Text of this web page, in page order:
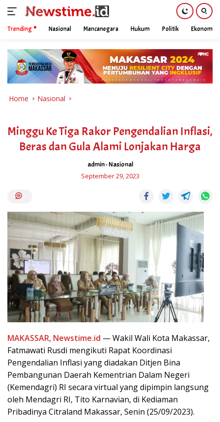
content
Trending Nasional Mancanegara Hukum Politik Ekonomi
Home Nasional
Minggu Ke Tiga Rakor Pengendalian Inflasi,
Beras dan Gula Alami Lonjakan Harga
admin-Nasional
September 29, 2023
MAKASSAR, Newstime.id — Wakil Wali Kota Makassar,
Fatmawati Rusdi mengikuti Rapat Koordinasi
Pengendalian Inflasi yang diadakan Ditjen Bina
Pembangunan Daerah Kementrian Dalam Negeri
(Kemendagri) RI secara virtual yang dipimpin langsung
oleh Mendagri RI, Tito Karnavian, di Kediaman
Pribadinya Citraland Makassar, Senin (25/09/2023).